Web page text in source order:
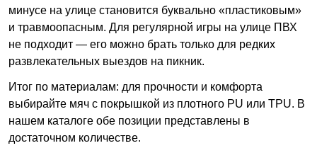
минусе на улице становится буквально «пластиковым»
и травмоопасным. Для регулярной игры на улице ПВХ
не подходит — его можно брать только для редких
развлекательных выездов на пикник.
Итог по материалам: для прочности и комфорта
выбирайте мяч с покрышкой из плотного PU или TPU. В
нашем каталоге обе позиции представлены в
достаточном количестве.